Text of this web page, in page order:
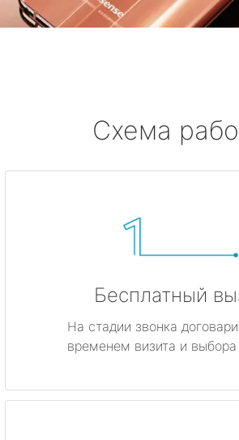
Схема
Бесплатный
На стадии звонка
временем визита и